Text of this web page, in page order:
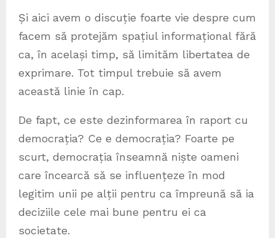
Și aici avem o discuție foarte vie despre cum
facem să protejăm spațiul informațional fără
ca, în același timp, să limităm libertatea de
exprimare. Tot timpul trebuie să avem
această linie în cap.
De fapt, ce este dezinformarea în raport cu
democrația? Ce e democrația? Foarte pe
scurt, democrația înseamnă niște oameni
care încearcă să se influențeze în mod
legitim unii pe alții pentru ca împreună să ia
deciziile cele mai bune pentru ei ca
societate.